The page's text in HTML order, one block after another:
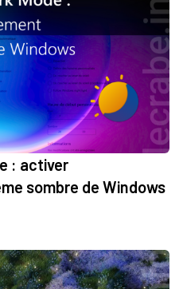
: activer
sombre de Windows